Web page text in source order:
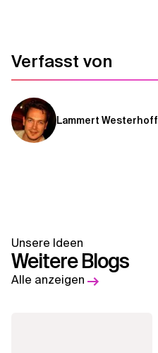
Verfasst von
Lammert Westerhoff
Unsere Ideen
Weitere Blogs
Alle anzeigen